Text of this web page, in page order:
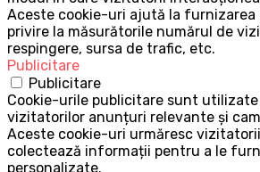
Aceste cookie-uri ajută la
privire la măsurătorile numărul de
respingere, sursa de trafic, etc.
Publicitare
Publicitare
Cookie-urile publicitare sunt
vizitatorilor anunțuri relevante și
Aceste cookie-uri urmăresc
colectează informații pentru a le
personalizate.